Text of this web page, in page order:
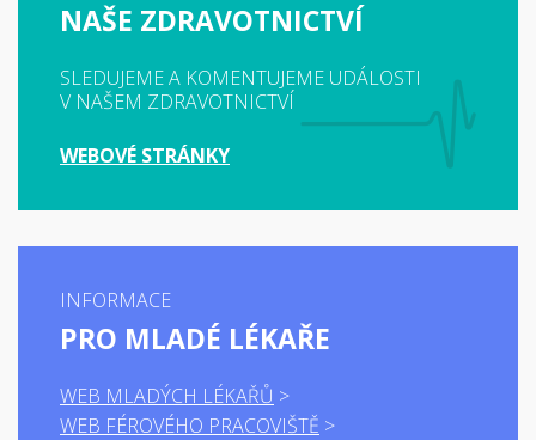
NAŠE ZDRAVOTNICTVÍ
SLEDUJEME A KOMENTUJEME UDÁLOSTI
V NAŠEM ZDRAVOTNICTVÍ
WEBOVÉ STRÁNKY
INFORMACE
PRO MLADÉ LÉKAŘE
WEB MLADÝCH LÉKAŘŮ
WEB FÉROVÉHO PRACOVIŠTĚ